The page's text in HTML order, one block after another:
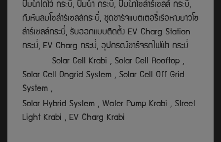
ปั๊มน้ำไดโว่ กระบี่, ปั๊มน้ำ กระบี่, ปั๊มน้ำโซล่าร์เซลล์ กระบี่,
กังหันลมโซล่าร์เซลล์กระบี่, ชุดชาร์จแบตเตอรี่เรือหางยาวโซ
ล่าร์เซลล์กระบี่, รับออกแบบติดตั้ง EV Charg Station
กระบี่, EV Charg กระบี่, อุปกรณ์ชาร์จรถไฟฟ้า กระบี่
Solar Cell Krabi , Solar Cell Rooftop ,
Solar Cell Ongrid System , Solar Cell Off Grid
System ,
Solar Hybrid System , Water Pump Krabi , Street
Light Krabi , EV Charg Krabi